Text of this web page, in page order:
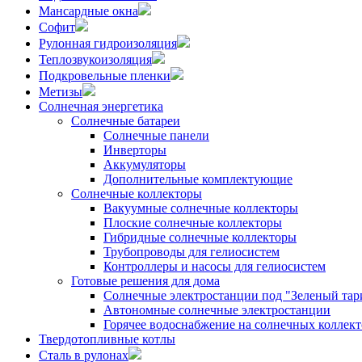
Мансардные окна
Софит
Рулонная гидроизоляция
Теплозвукоизоляция
Подкровельные пленки
Метизы
Солнечная энергетика
Солнечные батареи
Солнечные панели
Инверторы
Аккумуляторы
Дополнительные комплектующие
Солнечные коллекторы
Вакуумные солнечные коллекторы
Плоские солнечные коллекторы
Гибридные солнечные коллекторы
Трубопроводы для гелиосистем
Контроллеры и насосы для гелиосистем
Готовые решения для дома
Солнечные электростанции под "Зеленый
Автономные солнечные электростанции
Горячее водоснабжение на солнечных
Твердотопливные котлы
Сталь в рулонах